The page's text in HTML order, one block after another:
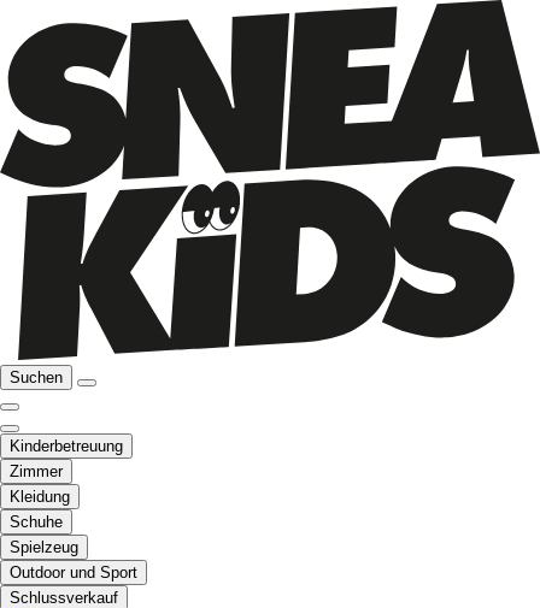
Suchen
Kinderbetreuung
Zimmer
Kleidung
Schuhe
Spielzeug
Outdoor und Sport
Schlussverkauf